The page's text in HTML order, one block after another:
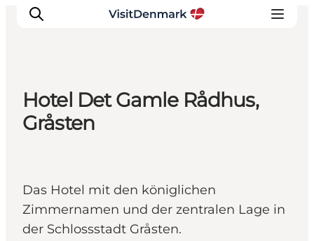
Inspiration
Reiseplanung
Hotel Det Gamle Rådhus,
Gråsten
Das Hotel mit den königlichen
Zimmernamen und der zentralen Lage in
der Schlossstadt Gråsten.